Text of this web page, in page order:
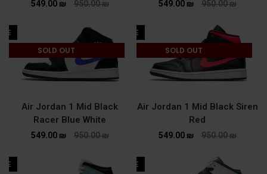
950.00₪
549.00 ₪
950.00₪
549.00 ₪
SALE
SOLD OUT
Air Jordan 1 Mid Black Siren
Red
950.00₪
549.00 ₪
SOLD OUT
Air Jordan 1 Mid Black
Racer Blue White
950.00₪
549.00 ₪
SALE